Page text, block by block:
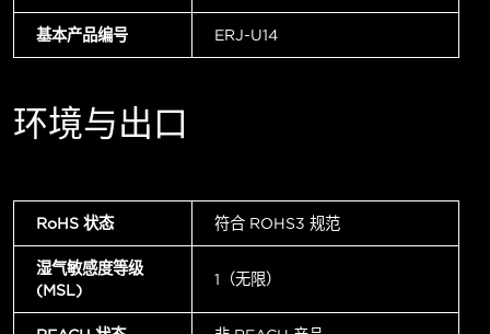
基本产品编号 ERJ-U14
环境与出口
RoHS 状态 符合 ROHS3 规范
湿气敏感度等级
(MSL)
1（无限）